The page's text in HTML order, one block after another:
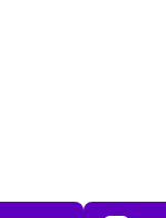
Play Store